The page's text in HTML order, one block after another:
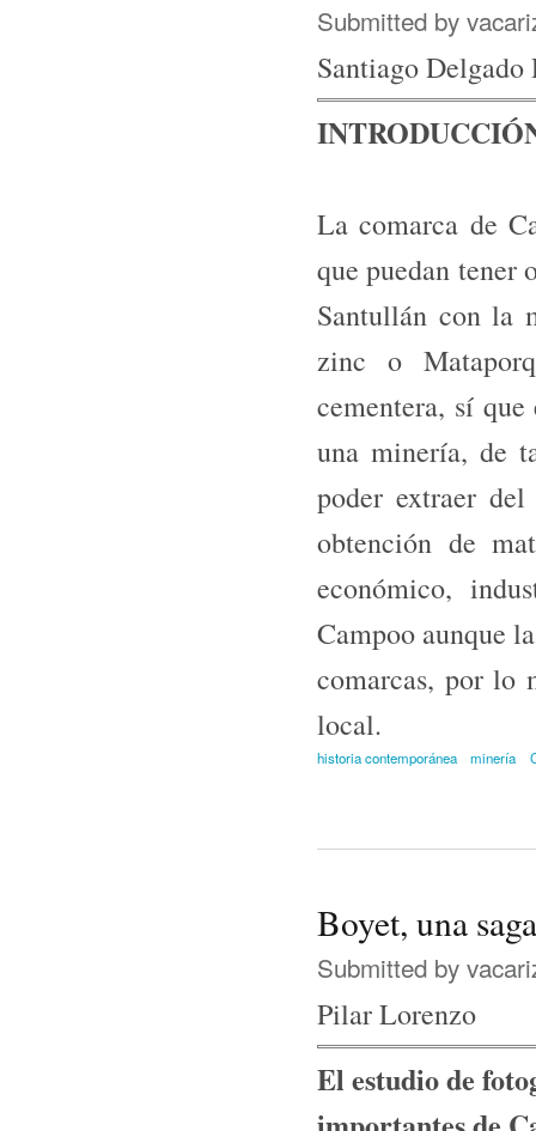
Submitted by
Santiago
La comarca de
que puedan tener
Santullán con la
zinc o
cementera, sí
una minería, de
poder extraer
obtención de
económico,
Campoo aunque
comarcas, por lo
local.
historia contemporánea minería
Boyet, una
Submitted by
Pilar Lorenzo
El estudio de